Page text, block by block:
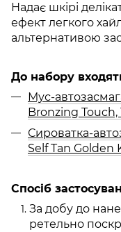
Надає шкірі
ефект легкого
альтернативою
До набору
Мус-
Bronzing Touch,
Сироватка-
Self Tan Golden
Спосіб
За добу до
ретельно